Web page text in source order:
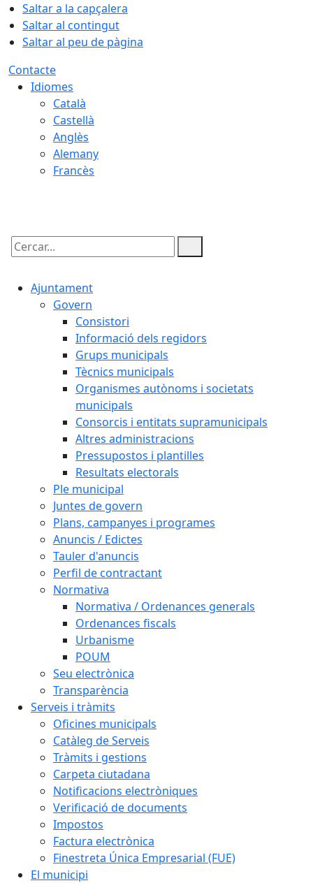
Saltar a la capçalera
Saltar al contingut
Saltar al peu de pàgina
Contacte
Idiomes
Català
Castellà
Anglès
Alemany
Francès
Cercar:
Ajuntament
Govern
Consistori
Informació dels regidors
Grups municipals
Tècnics municipals
Organismes autònoms i societats
municipals
Consorcis i entitats supramunicipals
Altres administracions
Pressupostos i plantilles
Resultats electorals
Ple municipal
Juntes de govern
Plans, campanyes i programes
Anuncis / Edictes
Tauler d'anuncis
Perfil de contractant
Normativa
Normativa / Ordenances generals
Ordenances fiscals
Urbanisme
POUM
Seu electrònica
Transparència
Serveis i tràmits
Oficines municipals
Catàleg de Serveis
Tràmits i gestions
Carpeta ciutadana
Notificacions electròniques
Verificació de documents
Impostos
Factura electrònica
Finestreta Única Empresarial (FUE)
El municipi